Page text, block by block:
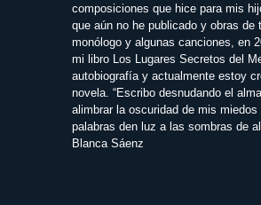
composiciones que hice para mis
que aún no he publicado y obras de
monólogo y algunas canciones, en
mi libro Los Lugares Secretos del
autobiografía y actualmente estoy
novela. “Escribo desnudando el
alimbrar la oscuridad de mis
palabras den luz a las sombras de
Blanca Sáenz